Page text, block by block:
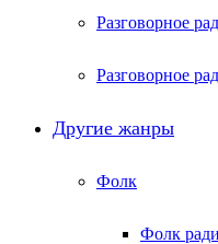
Разговорное
Разговорное
Другие жанры
Фолк
Фолк